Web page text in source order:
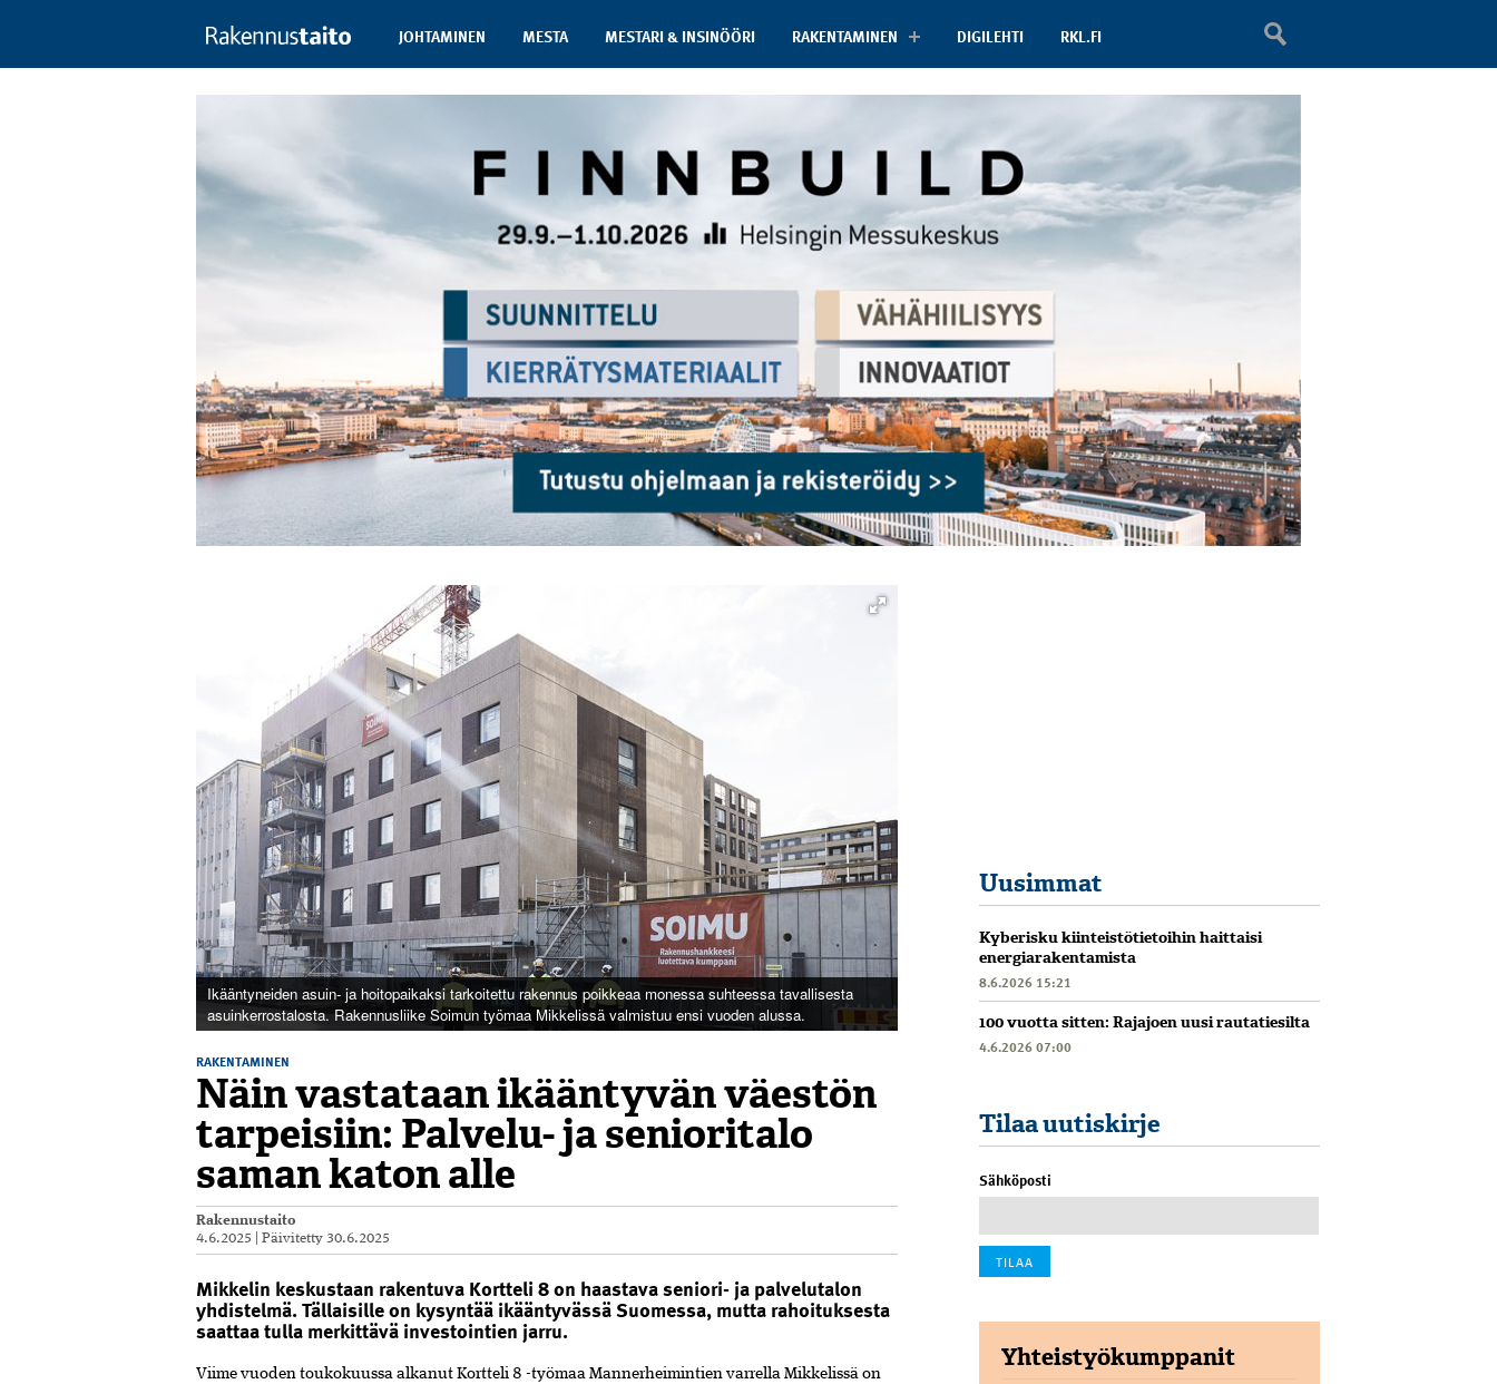
JOHTAMINEN MESTA MESTARI & INSINÖÖRI RAKENTAMINEN DIGILEHTI RKL.FI
Ikääntyneiden asuin- ja hoitopaikaksi tarkoitettu rakennus poikkeaa monessa suhteessa tavallisesta
asuinkerrostalosta. Rakennusliike Soimun työmaa Mikkelissä valmistuu ensi vuoden alussa.
RAKENTAMINEN
Näin vastataan ikääntyvän väestön
tarpeisiin: Palvelu- ja senioritalo
saman katon alle
Rakennustaito
4.6.2025
|Päivitetty 30.6.2025
Mikkelin keskustaan rakentuva Kortteli 8 on haastava seniori- ja palvelutalon
yhdistelmä. Tällaisille on kysyntää ikääntyvässä Suomessa, mutta rahoituksesta
saattaa tulla merkittävä investointien jarru.
Viime vuoden toukokuussa alkanut Kortteli 8 -työmaa Mannerheimintien varrella Mikkelissä on
Uusimmat
Kyberisku kiinteistötietoihin haittaisi
energiarakentamista
8.6.2026 15:21
100 vuotta sitten: Rajajoen uusi rautatiesilta
4.6.2026 07:00
Tilaa uutiskirje
Sähköposti
Yhteistyökumppanit